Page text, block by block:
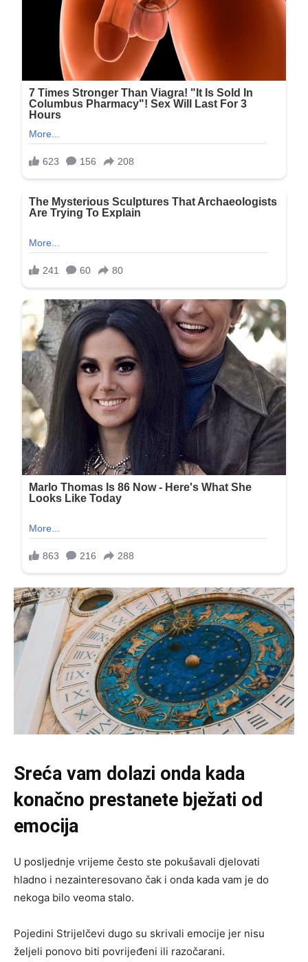
Sreća vam dolazi onda kada
konačno prestanete bježati od
emocija
U posljednje vrijeme često ste pokušavali djelovati
hladno i nezainteresovano čak i onda kada vam je do
nekoga bilo veoma stalo.
Pojedini Strijelčevi dugo su skrivali emocije jer nisu
željeli ponovo biti povrijeđeni ili razočarani.